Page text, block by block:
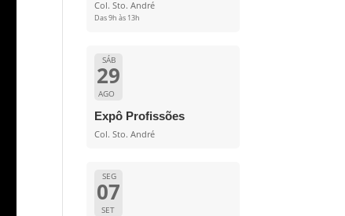
Col. Sto. André
Das 9h às 13h
SÁB
29
AGO
Expô Profissões
Col. Sto. André
SEG
07
SET